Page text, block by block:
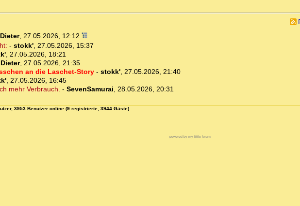
Dieter, 27.05.2026, 12:12
- stokk', 27.05.2026, 15:37
, 27.05.2026, 18:21
Dieter, 27.05.2026, 21:35
an die Laschet-Story- stokk', 27.05.2026, 21:40
, 27.05.2026, 16:45
mehr Verbrauch. - SevenSamurai, 28.05.2026, 20:31
3953 Benutzer online (9 registrierte, 3944 Gäste)
powered by my little forum